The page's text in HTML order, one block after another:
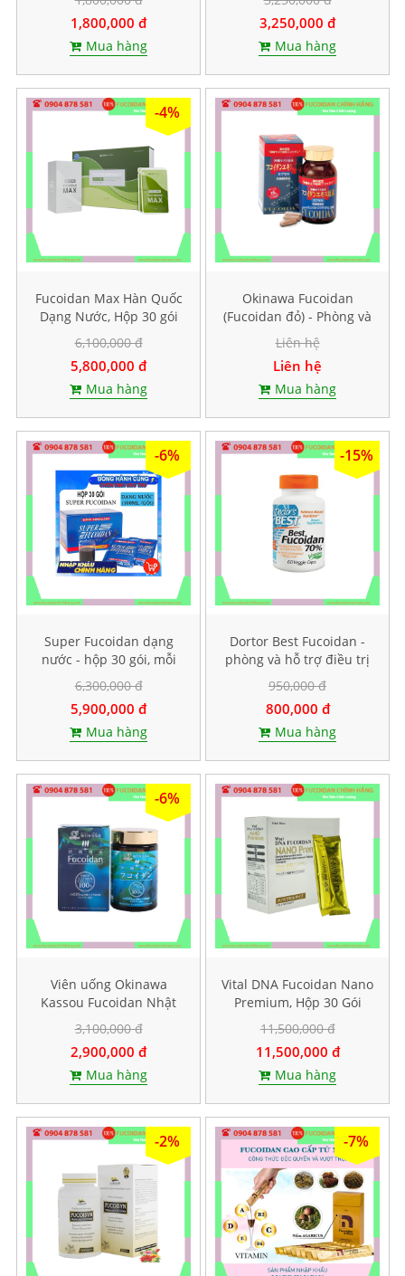
1,800,000 đ
Mua hàng
3,250,000 đ
Mua hàng
-4%
Fucoidan Max Hàn Quốc
Dạng Nước, Hộp 30 gói
mỗi gói 40ml
6,100,000 đ
5,800,000 đ
Mua hàng
Okinawa Fucoidan
(Fucoidan đỏ) - Phòng và
hỗ trợ điều trị ung thư,
Hộp 150 viên
Liên hệ
Liên hệ
Mua hàng
-6%
Super Fucoidan dạng
nước - hộp 30 gói, mỗi
gói chứa 100ml
6,300,000 đ
5,900,000 đ
Mua hàng
-15%
Dortor Best Fucoidan -
phòng và hỗ trợ điều trị
ung thư, hộp 60 viên
950,000 đ
800,000 đ
Mua hàng
-6%
Viên uống Okinawa
Kassou Fucoidan Nhật
Bản - Hộp 150 viên
3,100,000 đ
2,900,000 đ
Mua hàng
Vital DNA Fucoidan Nano
Premium, Hộp 30 Gói
11,500,000 đ
11,500,000 đ
Mua hàng
-2% -7%